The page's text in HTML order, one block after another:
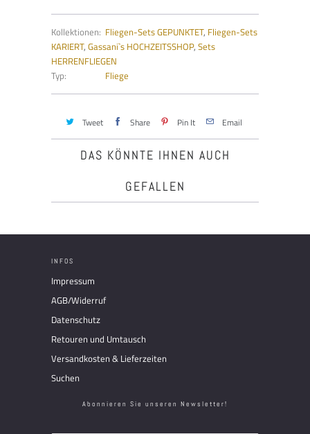
Kollektionen: Fliegen-Sets GEPUNKTET, Fliegen-Sets
KARIERT, Gassani`s HOCHZEITSSHOP, Sets
HERRENFLIEGEN
Typ:
Fliege
Tweet Share Pin It Email
DAS KÖNNTE IHNEN AUCH
GEFALLEN
INFOS
Impressum
AGB/Widerruf
Datenschutz
Retouren und Umtausch
Versandkosten & Lieferzeiten
Suchen
Abonnieren Sie unseren Newsletter!